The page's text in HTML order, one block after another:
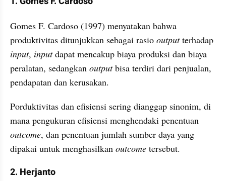
Gomes F. Cardoso (1997) menyatakan bahwa
produktivitas ditunjukkan sebagai rasio output
input, input dapat mencakup biaya produksi dan biaya
peralatan, sedangkan output bisa terdiri dari penjualan,
pendapatan dan kerusakan.
Porduktivitas dan efisiensi sering dianggap sinonim, di
outcome, dan penentuan jumlah sumber daya yang
dipakai untuk menghasilkan outcome tersebut.
2. Herjanto